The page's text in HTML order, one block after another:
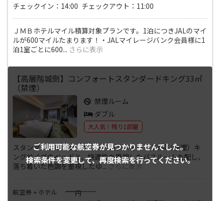
チェックイン：14:00 チェックアウト：11:00
ＪＭＢホテルマイル積算対象プランです。1泊につきJALのマイ
ルが600マイルたまります！・JALマイレージバンク会員様に1
泊1室ごとに600... さらに表示
ご利用可能な航空券が見つかりませんでした。
検索条件を変更して、再度検索を行ってください。
【高層階城側】コンフォートスタンダードキング33㎡
（禁煙）
禁煙ルーム
ダブル
大人気！残り1部屋
スタンダードキング／クラス・コンフォート 33㎡（禁煙）キ
ングサイズのベッドと、快適性を重視したバスルームを配し、
落ち着いた色調を重視したゆ... さらに表示
航空券 + ホテル ――――円